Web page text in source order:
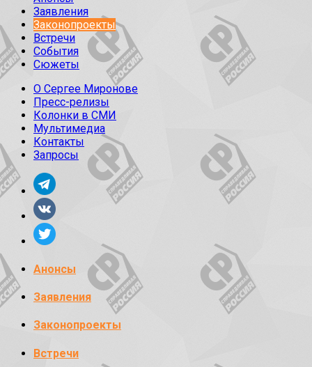
Заявления
Законопроекты
Встречи
События
Сюжеты
О Сергее Миронове
Пресс-релизы
Колонки в СМИ
Мультимедиа
Контакты
Запросы
Анонсы
Заявления
Законопроекты
Встречи